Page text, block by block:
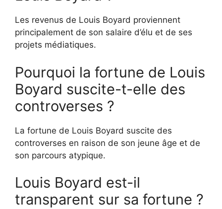
Les revenus de Louis Boyard proviennent
principalement de son salaire d’élu et de ses
projets médiatiques.
Pourquoi la fortune de Louis
Boyard suscite-t-elle des
controverses ?
La fortune de Louis Boyard suscite des
controverses en raison de son jeune âge et de
son parcours atypique.
Louis Boyard est-il
transparent sur sa fortune ?